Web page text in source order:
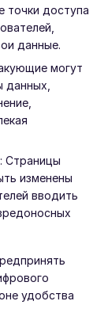
точки доступа
данные.
могут
данных,
Страницы
изменены
вводить
удобства